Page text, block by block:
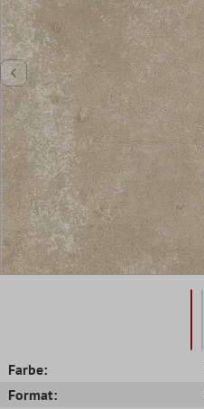
Farbe:
Format: